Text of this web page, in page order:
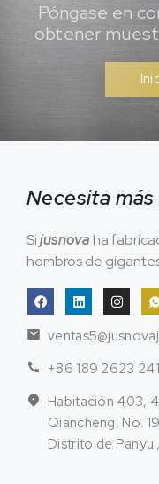
Póngase en
obtener
Necesita más
Sijusnova ha
hombros de
+86 189 2623
Habitación 403,
Qiancheng, No.
Distrito de